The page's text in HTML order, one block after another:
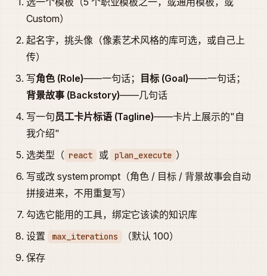
Custom）
起名字，挑头像（像素艺术风格的库可选，或自己上
传）
写角色 (Role)——一句话； 目标 (Goal)——一句话；
背景故事 (Backstory)——几句话
写一句员工卡片标语 (Tagline)——卡片上展示的"自
我介绍"
选类型（ react 或 plan_execute ）
写或改 system prompt（角色 / 目标 / 背景故事会自动
拼接进来，不用重复写）
勾选它能用的工具，绑定它该读的知识库
设置
max_iterations
（默认 100）
保存